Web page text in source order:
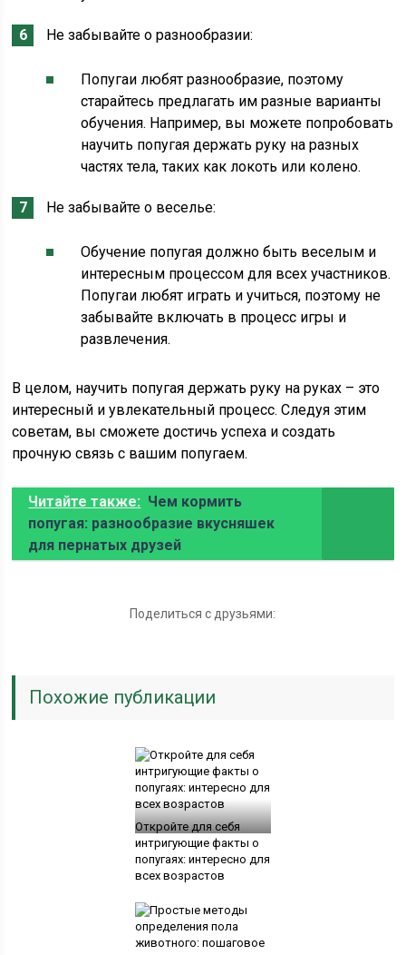
Не забывайте о разнообразии:
Попугаи любят разнообразие, поэтому
старайтесь предлагать им разные варианты
обучения. Например, вы можете попробовать
научить попугая держать руку на разных
частях тела, таких как локоть или колено.
Не забывайте о веселье:
Обучение попугая должно быть веселым и
интересным процессом для всех участников.
Попугаи любят играть и учиться, поэтому не
забывайте включать в процесс игры и
развлечения.
В целом, научить попугая держать руку на руках – это
интересный и увлекательный процесс. Следуя этим
советам, вы сможете достичь успеха и создать
прочную связь с вашим попугаем.
Читайте также: Чем кормить
попугая: разнообразие вкусняшек
для пернатых друзей
Поделиться с друзьями:
Похожие публикации
Откройте для себя
интригующие факты о
попугаях: интересно для
всех возрастов